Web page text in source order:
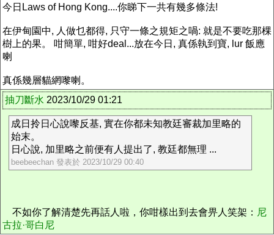
今日Laws of Hong Kong....你睇下一共有幾多條法!
在伊甸園中, 人做乜都得, 只守一條之規矩之喎: 就是不要吃那棵
樹上的果。 咁簡單, 咁好deal...放在今日, 真係執到寶, lur 飯應
喇
真係幾層貓網嚟喇。
抽刀斷水 2023/10/29 01:21
成日拎日心說嚟反基, 實在你都未知教廷審裁加里略的
始末。
日心說, 加里略之前便有人提出了, 教廷都無理 ...
beebeechan 發表於 2023/10/29 00:40
不如你了解清楚先再話人啦，你咁樣出到去會畀人笑架： 尼
古拉·哥白尼